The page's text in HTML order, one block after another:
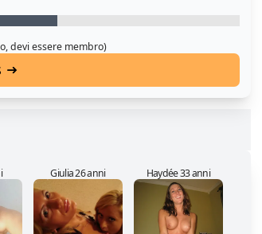
devi essere membro)
Giulia 26 anni Haydée 33 anni